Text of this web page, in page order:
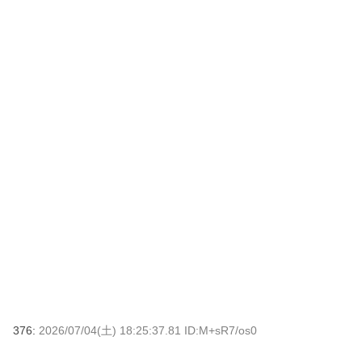
376: 2026/07/04(土) 18:25:37.81 ID:M+sR7/os0